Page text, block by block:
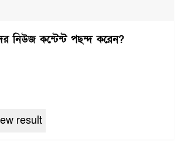
নিউজ কন্টেন্ট পছন্দ করেন?
result